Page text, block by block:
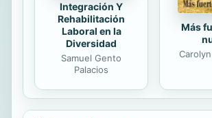
Integración Y
Rehabilitación
Laboral en la
Diversidad
Samuel Gento
Palacios
Más